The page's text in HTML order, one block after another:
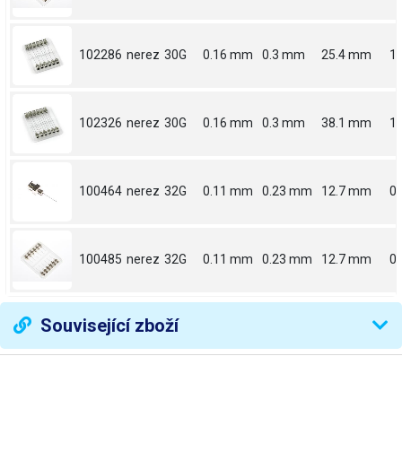
102286 nerez 30G 0.16 mm 0.3 mm 25.4 mm 1
102326 nerez 30G 0.16 mm 0.3 mm 38.1 mm
100464 nerez 32G 0.11 mm 0.23 mm 12.7 mm
100485 nerez 32G 0.11 mm 0.23 mm 12.7 mm
Související zboží